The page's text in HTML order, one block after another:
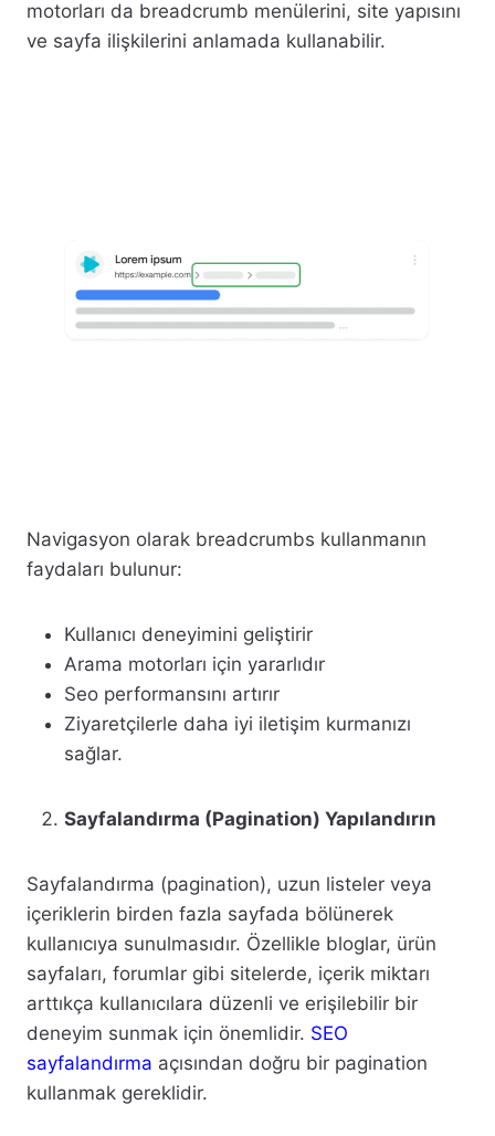
motorları da breadcrumb menülerini, site yapısını
ve sayfa ilişkilerini anlamada kullanabilir.
Navigasyon olarak breadcrumbs kullanmanın
faydaları bulunur:
Kullanıcı deneyimini geliştirir
Arama motorları için yararlıdır
Seo performansını artırır
Ziyaretçilerle daha iyi iletişim kurmanızı
sağlar.
Sayfalandırma (Pagination) Yapılandırın
Sayfalandırma (pagination), uzun listeler veya
içeriklerin birden fazla sayfada bölünerek
kullanıcıya sunulmasıdır. Özellikle bloglar, ürün
sayfaları, forumlar gibi sitelerde, içerik miktarı
arttıkça kullanıcılara düzenli ve erişilebilir bir
deneyim sunmak için önemlidir. SEO
sayfalandırma açısından doğru bir pagination
kullanmak gereklidir.